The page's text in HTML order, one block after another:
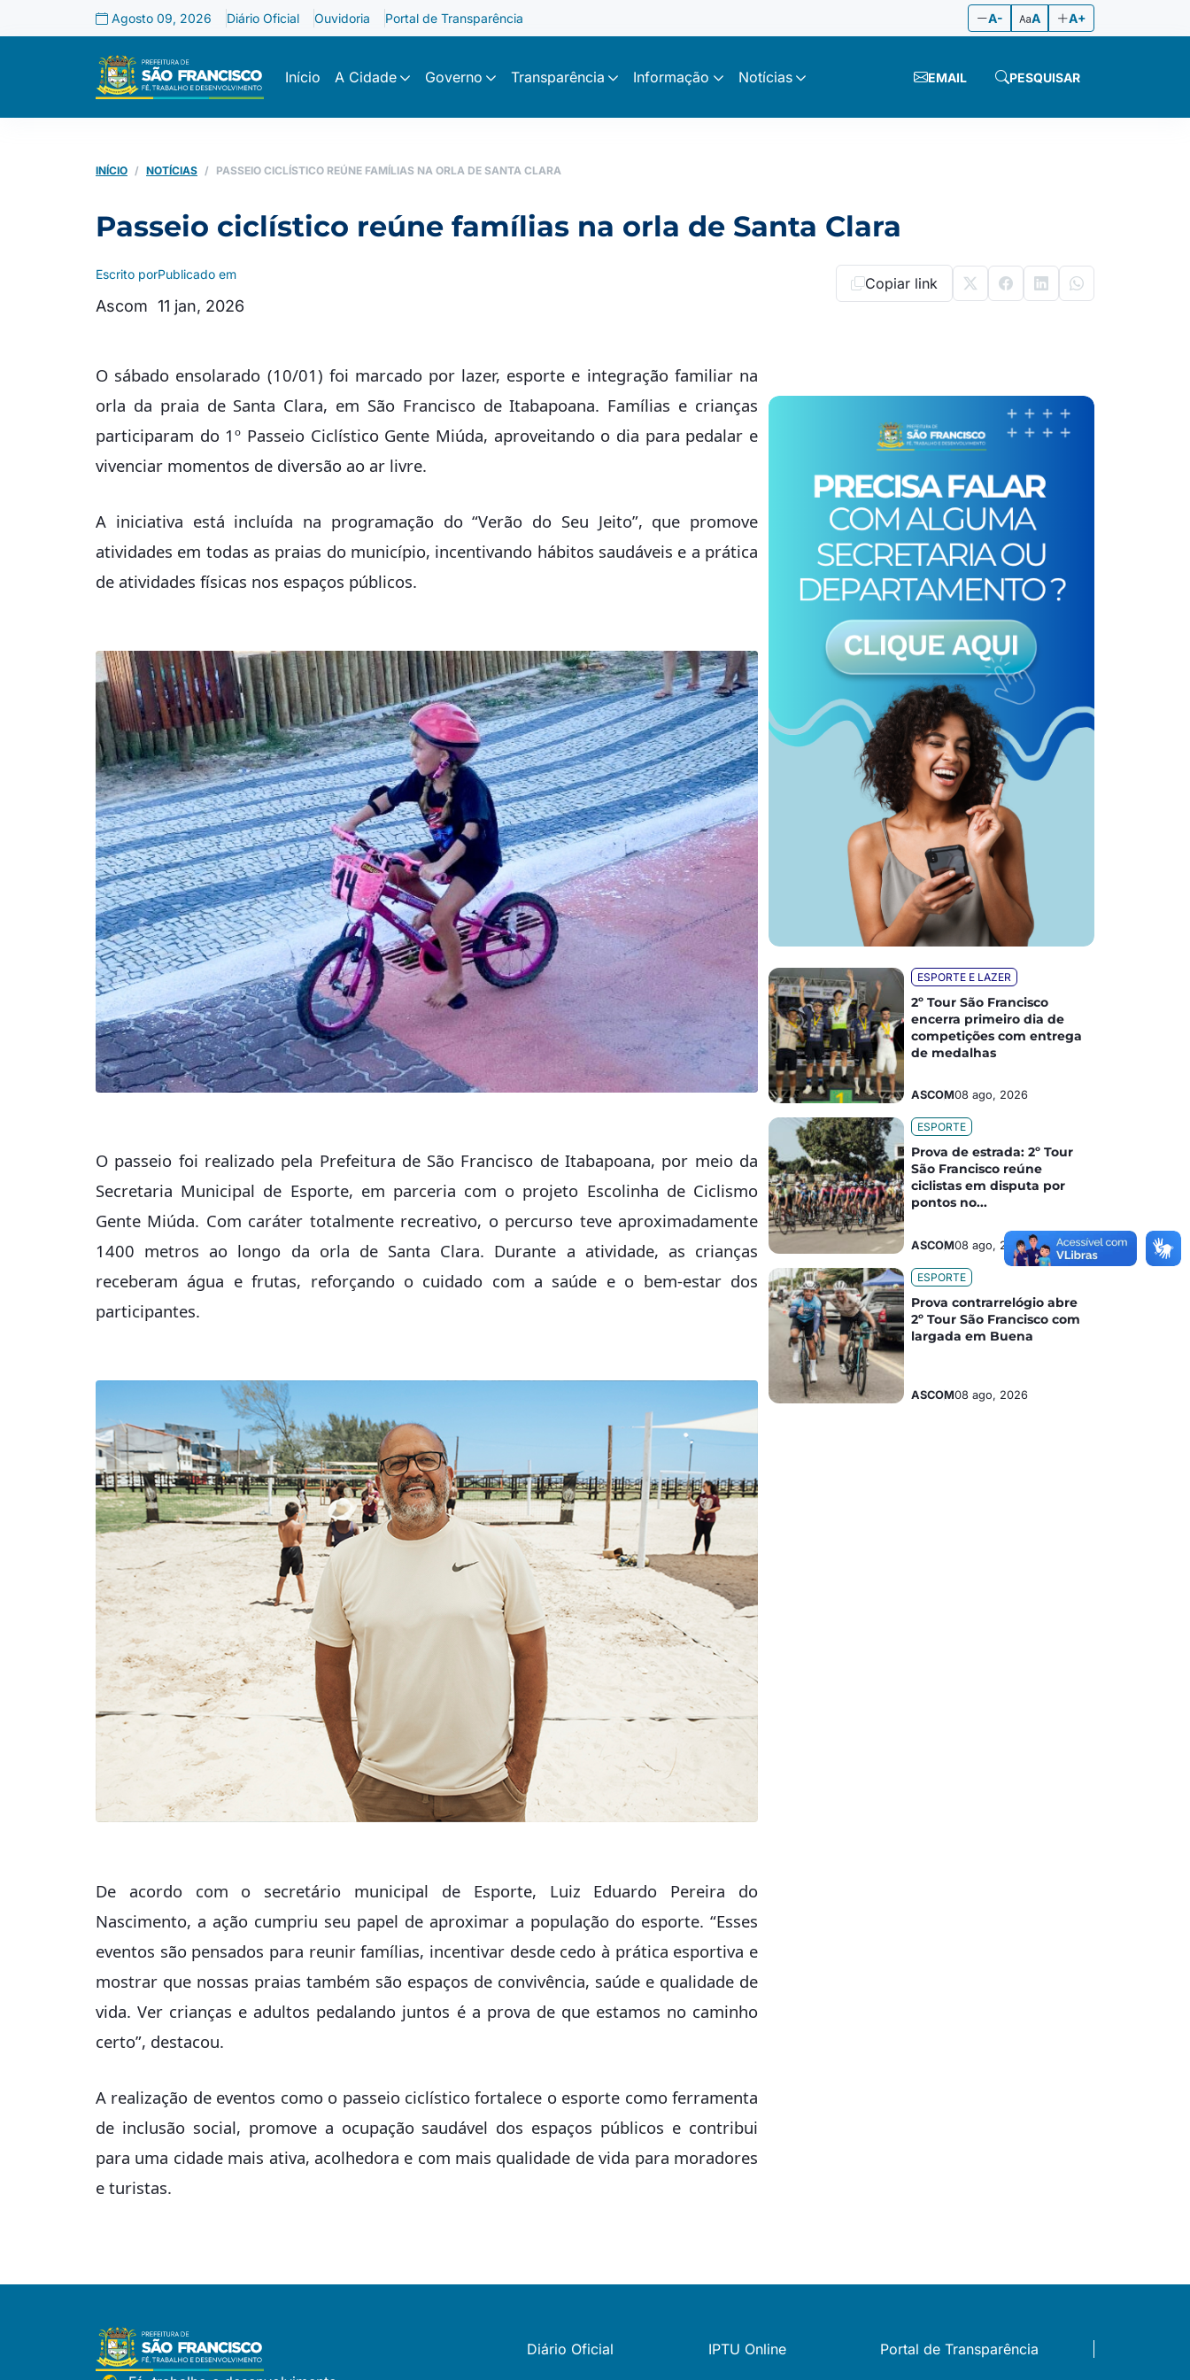
Agosto 09, 2026 Diário Oficial Ouvidoria Portal de Transparência A- A A+
Início A Cidade Governo Transparência Informação Notícias EMAIL PESQUISAR
INÍCIO NOTÍCIAS PASSEIO CICLÍSTICO REÚNE FAMÍLIAS NA ORLA DE SANTA CLARA
Passeio ciclístico reúne famílias na orla de Santa Clara
Escrito por
Ascom
Publicado em
11 jan, 2026
Copiar link
O sábado ensolarado (10/01) foi marcado por lazer, esporte e integração familiar na
orla da praia de Santa Clara, em São Francisco de Itabapoana. Famílias e crianças
participaram do 1º Passeio Ciclístico Gente Miúda, aproveitando o dia para pedalar e
vivenciar momentos de diversão ao ar livre.
A iniciativa está incluída na programação do “Verão do Seu Jeito”, que promove
atividades em todas as praias do município, incentivando hábitos saudáveis e a prática
de atividades físicas nos espaços públicos.
O passeio foi realizado pela Prefeitura de São Francisco de Itabapoana, por meio da
Secretaria Municipal de Esporte, em parceria com o projeto Escolinha de Ciclismo
Gente Miúda. Com caráter totalmente recreativo, o percurso teve aproximadamente
1400 metros ao longo da orla de Santa Clara. Durante a atividade, as crianças
receberam água e frutas, reforçando o cuidado com a saúde e o bem-estar dos
participantes.
De acordo com o secretário municipal de Esporte, Luiz Eduardo Pereira do
Nascimento, a ação cumpriu seu papel de aproximar a população do esporte. “Esses
eventos são pensados para reunir famílias, incentivar desde cedo à prática esportiva e
mostrar que nossas praias também são espaços de convivência, saúde e qualidade de
vida. Ver crianças e adultos pedalando juntos é a prova de que estamos no caminho
certo”, destacou.
A realização de eventos como o passeio ciclístico fortalece o esporte como ferramenta
de inclusão social, promove a ocupação saudável dos espaços públicos e contribui
para uma cidade mais ativa, acolhedora e com mais qualidade de vida para moradores
e turistas.
ESPORTE E LAZER
2º Tour São Francisco
encerra primeiro dia de
competições com entrega
de medalhas
ASCOM08 ago, 2026
ESPORTE
Prova de estrada: 2º Tour
São Francisco reúne
ciclistas em disputa por
pontos no...
ASCOM08 ago, 2026
ESPORTE
Prova contrarrelógio abre
2º Tour São Francisco com
largada em Buena
ASCOM08 ago, 2026
Diário Oficial IPTU Online
Portal de Transparência